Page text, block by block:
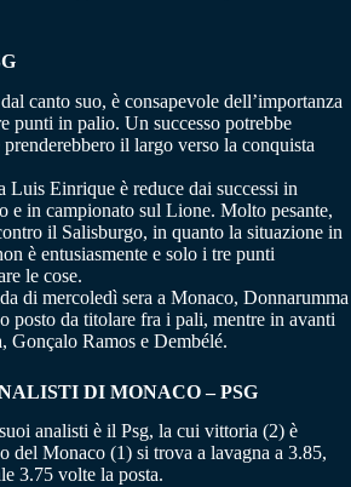
canto suo, è consapevole dell’importanza
punti in palio. Un successo potrebbe
il largo verso la conquista
Luis Einrique è reduce dai successi in
e in campionato sul Lione. Molto pesante,
il Salisburgo, in quanto la situazione in
è entusiasmente e solo i tre punti
le cose.
di mercoledì sera a Monaco, Donnarumma
posto da titolare fra i pali, mentre in avanti
Gonçalo Ramos e Dembélé.
DI MONACO – PSG
analisti è il Psg, la cui vittoria (2) è
del Monaco (1) si trova a lavagna a 3.85,
3.75 volte la posta.